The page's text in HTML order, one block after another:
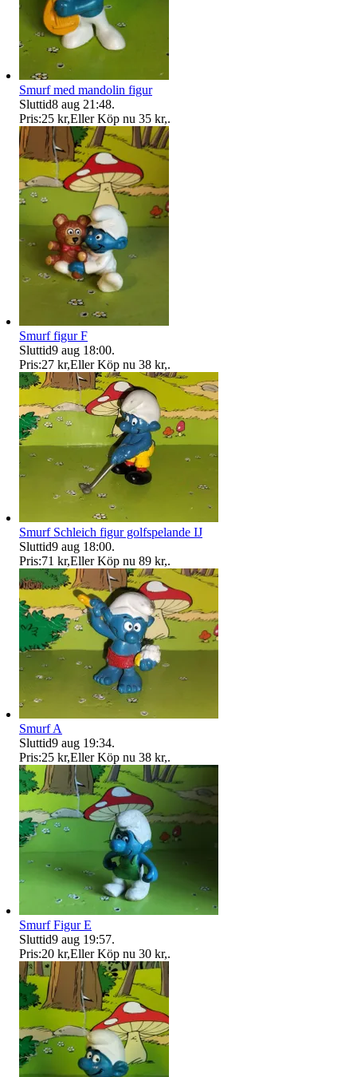
Smurf med mandolin figur
Sluttid8 aug 21:48.
Pris:25 kr,Eller Köp nu 35 kr,.
Smurf figur F
Sluttid9 aug 18:00.
Pris:27 kr,Eller Köp nu 38 kr,.
Smurf Schleich figur golfspelande IJ
Sluttid9 aug 18:00.
Pris:71 kr,Eller Köp nu 89 kr,.
Smurf A
Sluttid9 aug 19:34.
Pris:25 kr,Eller Köp nu 38 kr,.
Smurf Figur E
Sluttid9 aug 19:57.
Pris:20 kr,Eller Köp nu 30 kr,.